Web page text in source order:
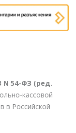
N 54-ФЗ (ред.
кассовой
в Российской